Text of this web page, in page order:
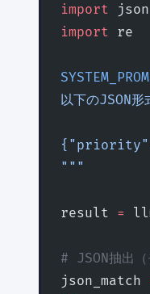
import json
import re
以下のJSON
"""
result =
# JSON抽出
json_match